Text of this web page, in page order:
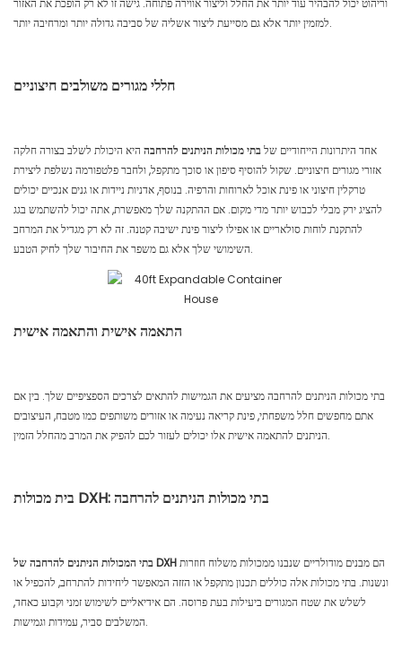
וריהוט יכול להבהיר עוד יותר את החלל וליצור אווירה פתוחה. גישה זו לא רק הופכת את האזור
למזמין יותר אלא גם מסייעת ליצור אשליה של סביבה גדולה יותר ומרחיבה יותר.
חללי מגורים משולבים חיצוניים
אחד היתרונות הייחודיים שלבתי מכולות הניתנים להרחבה היא היכולת לשלב בצורה חלקה
אזורי מגורים חיצוניים. שקול להוסיף סיפון או סוכך מתקפל, ולחבר פלטפורמה נשלפת ליצירת
טרקלין חיצוני או פינת אוכל לארוחות והרפיה. בנוסף, אדניות ניידות או גנים אנכיים יכולים
להציג ירק מבלי לכבוש יותר מדי מקום. אם ההתקנה שלך מאפשרת, אתה יכול להשתמש בגג
להתקנת לוחות סולאריים או אפילו ליצור פינת ישיבה קטנה. זה לא רק מגדיל את המרחב
השימושי שלך אלא גם משפר את החיבור שלך לחיק הטבע.
התאמה אישית והתאמה אישית
בתי מכולות הניתנים להרחבה מציעים את הגמישות להתאים לצרכים הספציפיים שלך. בין אם
אתם מחפשים חלל משפחתי, פינת קריאה נעימה או אזורים משותפים כמו מטבח, העיצובים
הניתנים להתאמה אישית אלו יכולים לעזור לכם להפיק את המרב מהחלל הזמין.
בית מכולות DXH: בתי מכולות הניתנים להרחבה
בתי המכולות הניתנים להרחבה של DXHהם מבנים מודולריים שנבנו ממכולות משלוח חוזרות
ונשנות. בתי מכולות אלה כוללים תכנון מתקפל או הזזה המאפשר ליחידות להתרחב, להכפיל או
לשלש את שטח המגורים ביעילות בעת פרוסה. הם אידיאליים לשימוש זמני וקבוע כאחד,
המשלבים סביר, עמידות וגמישות.